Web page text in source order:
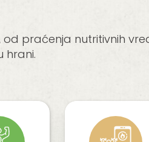
praćenja nutritivnih
hrani.